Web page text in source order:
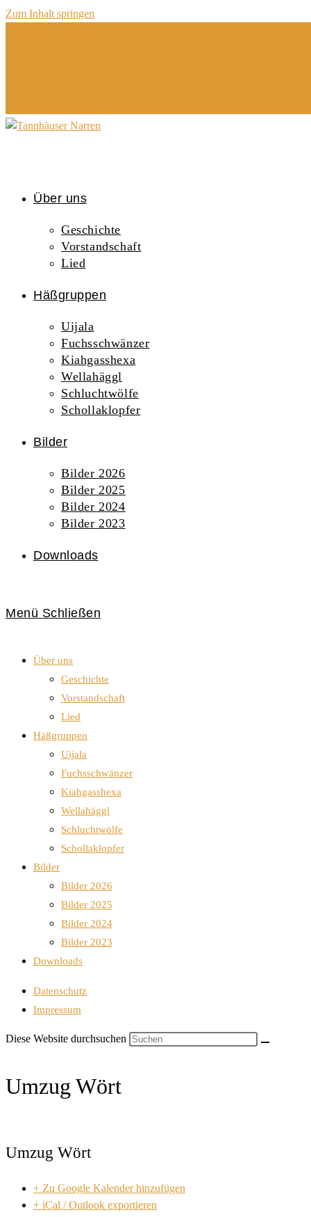
Zum Inhalt springen
Über uns
Geschichte
Vorstandschaft
Lied
Häßgruppen
Uijala
Fuchsschwänzer
Kiahgasshexa
Wellahäggl
Schluchtwölfe
Schollaklopfer
Bilder
Bilder 2026
Bilder 2025
Bilder 2024
Bilder 2023
Downloads
Menü Schließen
Über uns
Geschichte
Vorstandschaft
Lied
Häßgruppen
Uijala
Fuchsschwänzer
Kiahgasshexa
Wellahäggl
Schluchtwölfe
Schollaklopfer
Bilder
Bilder 2026
Bilder 2025
Bilder 2024
Bilder 2023
Downloads
Datenschutz
Impressum
Diese Website durchsuchen
Umzug Wört
Umzug Wört
+ Zu Google Kalender hinzufügen
+ iCal / Outlook exportieren